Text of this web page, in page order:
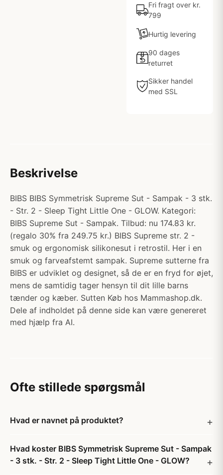
Fri fragt over kr.
799
Hurtig levering
90 dages
returret
Sikker handel
med SSL
Beskrivelse
BIBS BIBS Symmetrisk Supreme Sut - Sampak - 3 stk.
- Str. 2 - Sleep Tight Little One - GLOW. Kategori:
BIBS Supreme Sut - Sampak. Tilbud: nu 174.83 kr.
(regalo 30% fra 249.75 kr.) BIBS Supreme str. 2 -
smuk og ergonomisk silikonesut i retrostil. Her i en
smuk og farveafstemt sampak. Supreme sutterne fra
BIBS er udviklet og designet, så de er en fryd for øjet,
mens de samtidig tager hensyn til dit lille barns
tænder og kæber. Sutten Køb hos Mammashop.dk.
Dele af indholdet på denne side kan være genereret
med hjælp fra AI.
Ofte stillede spørgsmål
Hvad er navnet på produktet?
Hvad koster BIBS Symmetrisk Supreme Sut - Sampak
- 3 stk. - Str. 2 - Sleep Tight Little One - GLOW?